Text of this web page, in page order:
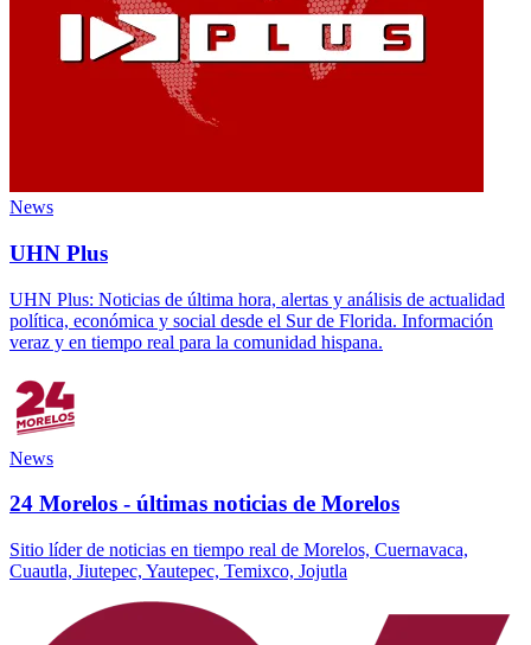
News
UHN Plus
UHN Plus: Noticias de última hora, alertas y análisis de actualidad
política, económica y social desde el Sur de Florida. Información
veraz y en tiempo real para la comunidad hispana.
News
24 Morelos - últimas noticias de Morelos
Sitio líder de noticias en tiempo real de Morelos, Cuernavaca,
Cuautla, Jiutepec, Yautepec, Temixco, Jojutla